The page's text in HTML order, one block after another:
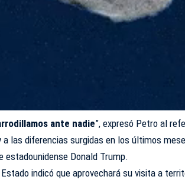
ante nadie”, expresó Petro al
a las diferencias surgidas en los últimos
estadounidense Donald Trump.
indicó que aprovechará su visita a